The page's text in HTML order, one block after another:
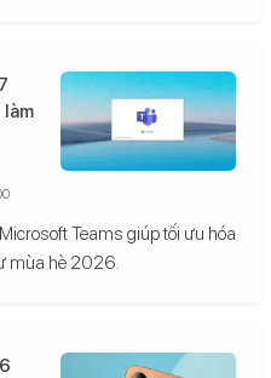
Teams giúp tối ưu hóa
mùa hè 2026.